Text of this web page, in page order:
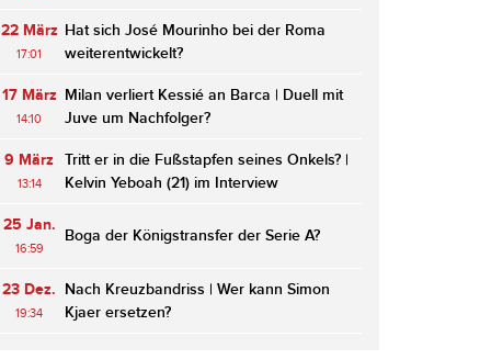
22 März
17:01
Hat sich José Mourinho bei der Roma
weiterentwickelt?
17 März
14:10
Milan verliert Kessié an Barca | Duell mit
Juve um Nachfolger?
9 März
13:14
Tritt er in die Fußstapfen seines Onkels? |
Kelvin Yeboah (21) im Interview
25 Jan.
16:59
Boga der Königstransfer der Serie A?
23 Dez.
19:34
Nach Kreuzbandriss | Wer kann Simon
Kjaer ersetzen?